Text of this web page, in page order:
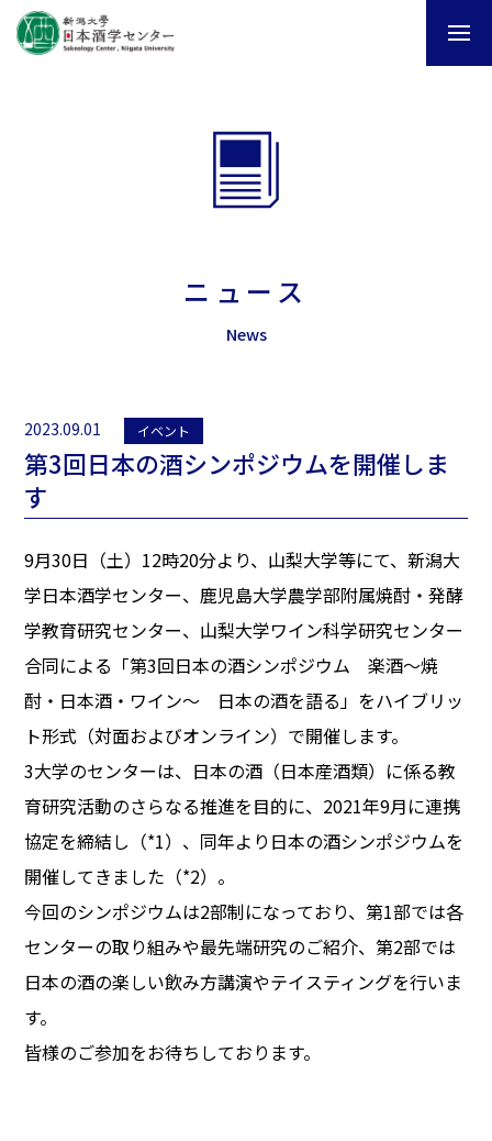
ニュース
News
2023.09.01 イベント
第3回日本の酒シンポジウムを開催しま
す
9月30日（土）12時20分より、山梨大学等にて、新潟大
学日本酒学センター、鹿児島大学農学部附属焼酎・発酵
学教育研究センター、山梨大学ワイン科学研究センター
合同による「第3回日本の酒シンポジウム 楽酒～焼
酎・日本酒・ワイン～ 日本の酒を語る」をハイブリッ
ト形式（対面およびオンライン）で開催します。
3大学のセンターは、日本の酒（日本産酒類）に係る教
育研究活動のさらなる推進を目的に、2021年9月に連携
協定を締結し（*1）、同年より日本の酒シンポジウムを
開催してきました（*2）。
今回のシンポジウムは2部制になっており、第1部では各
センターの取り組みや最先端研究のご紹介、第2部では
日本の酒の楽しい飲み方講演やテイスティングを行いま
す。
皆様のご参加をお待ちしております。